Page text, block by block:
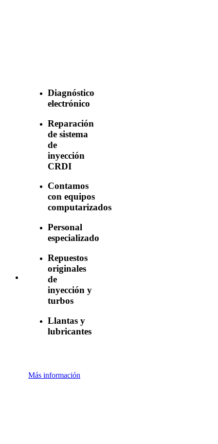
Diagnóstico
electrónico
Reparación
de sistema
de
inyección
CRDI
Contamos
con equipos
computarizados
Personal
especializado
Repuestos
originales
de
inyección y
turbos
Llantas y
lubricantes
Más información